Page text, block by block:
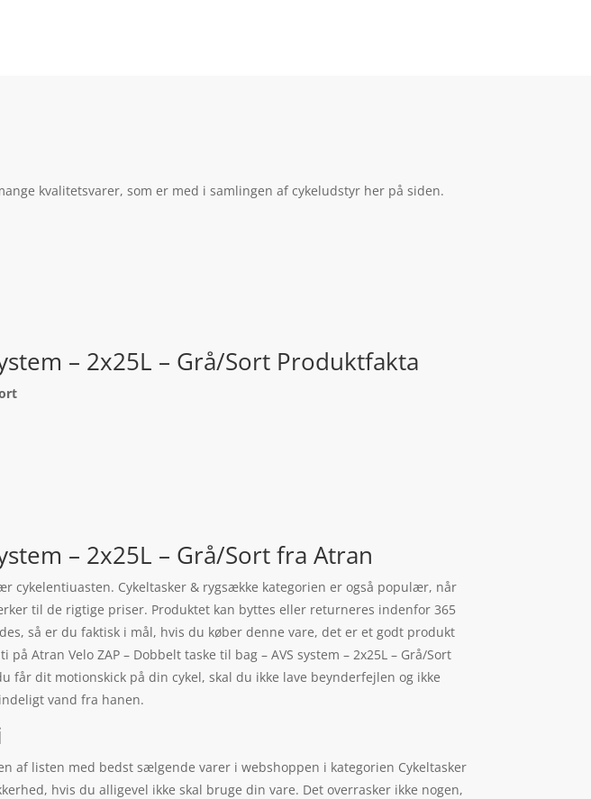
kvalitetsvarer, som er med i samlingen af cykeludstyr her på siden.
– 2x25L – Grå/Sort Produktfakta
– 2x25L – Grå/Sort fra Atran
cykelentiuasten. Cykeltasker & rygsække kategorien er også populær, når
til de rigtige priser. Produktet kan byttes eller returneres indenfor 365
så er du faktisk i mål, hvis du køber denne vare, det er et godt produkt
Atran Velo ZAP – Dobbelt taske til bag – AVS system – 2x25L – Grå/Sort
dit motionskick på din cykel, skal du ikke lave beynderfejlen og ikke
vand fra hanen.
af listen med bedst sælgende varer i webshoppen i kategorien Cykeltasker
hvis du alligevel ikke skal bruge din vare. Det overrasker ikke nogen,